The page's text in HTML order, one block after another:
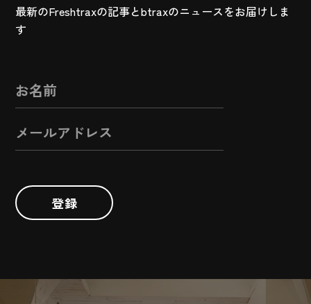
最新のFreshtraxの記事とbtraxのニュースをお届けしま
す
登録